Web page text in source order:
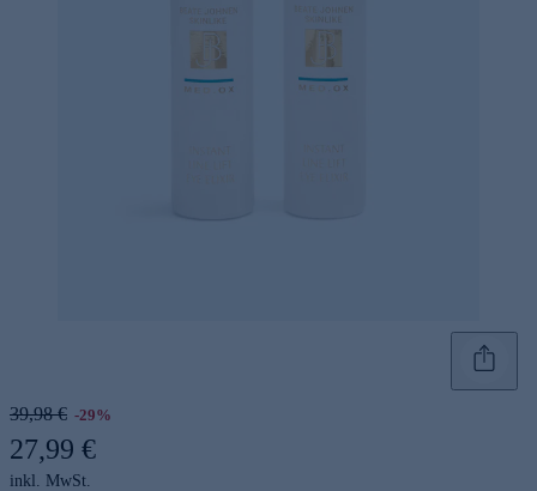
39,98 € -29%
27,99 €
inkl. MwSt.